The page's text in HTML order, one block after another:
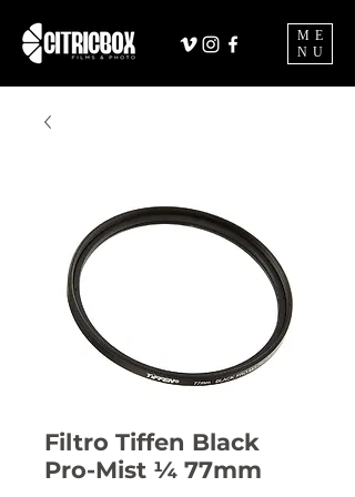
ME
NU
Filtro Tiffen Black
Pro-Mist ¼ 77mm